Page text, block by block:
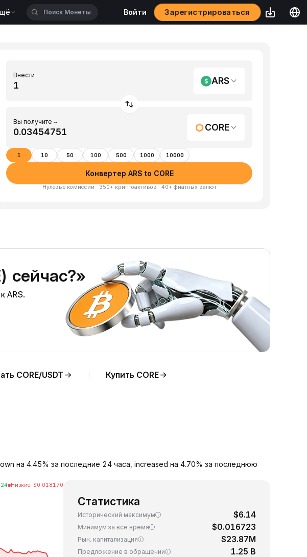
Войти
Зарегистрироваться
Внести
ARS
Вы получите ~
CORE
1 10 50 100 500 1000 10000
Конвертер ARS to CORE
Нулевые комиссии · 350+ криптоактивов · 40+ фиатных валют
сейчас?»
ARS.
CORE/USDT Купить CORE
на 4.45% за последние 24 часа, increased на 4.70% за последнюю
Низкие: $0.018170
Статистика
Исторический максимум $6.14
Минимум за всё время $0.016723
Рын. капитализация $23.87M
Предложение в обращении 1.25 B